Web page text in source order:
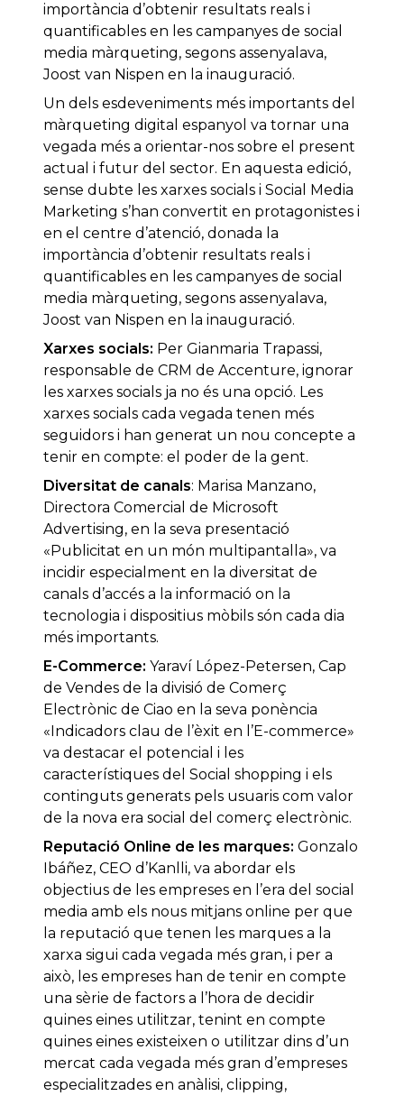
importància d’obtenir resultats reals i
quantificables en les campanyes de social
media màrqueting, segons assenyalava,
Joost van Nispen en la inauguració.
Un dels esdeveniments més importants del
màrqueting digital espanyol va tornar una
vegada més a orientar-nos sobre el present
actual i futur del sector. En aquesta edició,
sense dubte les xarxes socials i Social Media
Marketing s’han convertit en protagonistes i
en el centre d’atenció, donada la
importància d’obtenir resultats reals i
quantificables en les campanyes de social
media màrqueting, segons assenyalava,
Joost van Nispen en la inauguració.
Xarxes socials: Per Gianmaria Trapassi,
responsable de CRM de Accenture, ignorar
les xarxes socials ja no és una opció. Les
xarxes socials cada vegada tenen més
seguidors i han generat un nou concepte a
tenir en compte: el poder de la gent.
Diversitat de canals: Marisa Manzano,
Directora Comercial de Microsoft
Advertising, en la seva presentació
«Publicitat en un món multipantalla», va
incidir especialment en la diversitat de
canals d’accés a la informació on la
tecnologia i dispositius mòbils són cada dia
més importants.
E-Commerce: Yaraví López-Petersen, Cap
de Vendes de la divisió de Comerç
Electrònic de Ciao en la seva ponència
«Indicadors clau de l’èxit en l’E-commerce»
va destacar el potencial i les
característiques del Social shopping i els
continguts generats pels usuaris com valor
de la nova era social del comerç electrònic.
Reputació Online de les marques: Gonzalo
Ibáñez, CEO d’Kanlli, va abordar els
objectius de les empreses en l’era del social
media amb els nous mitjans online per que
la reputació que tenen les marques a la
xarxa sigui cada vegada més gran, i per a
això, les empreses han de tenir en compte
una sèrie de factors a l’hora de decidir
quines eines utilitzar, tenint en compte
quines eines existeixen o utilitzar dins d’un
mercat cada vegada més gran d’empreses
especialitzades en anàlisi, clipping,